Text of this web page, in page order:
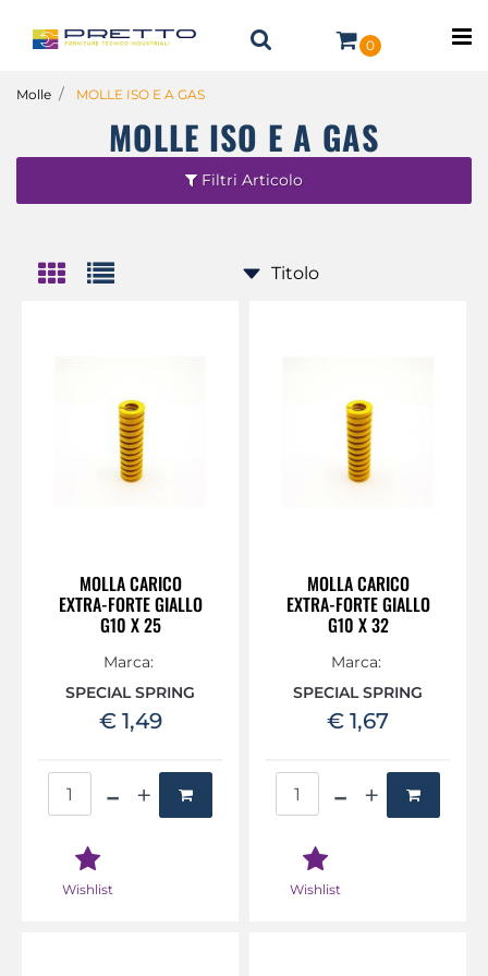
0
Molle MOLLE ISO E A GAS
MOLLE ISO E A GAS
Filtri Articolo
MOLLA CARICO
EXTRA-FORTE GIALLO
G10 X 25
Marca:
SPECIAL SPRING
€ 1,49
Wishlist
MOLLA CARICO
EXTRA-FORTE GIALLO
G10 X 32
Marca:
SPECIAL SPRING
€ 1,67
Wishlist